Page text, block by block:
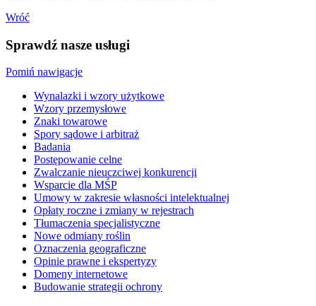
Wróć
Sprawdź nasze usługi
Pomiń nawigacje
Wynalazki i wzory użytkowe
Wzory przemysłowe
Znaki towarowe
Spory sądowe i arbitraż
Badania
Postępowanie celne
Zwalczanie nieuczciwej konkurencji
Wsparcie dla MŚP
Umowy w zakresie własności intelektualnej
Opłaty roczne i zmiany w rejestrach
Tłumaczenia specjalistyczne
Nowe odmiany roślin
Oznaczenia geograficzne
Opinie prawne i ekspertyzy
Domeny internetowe
Budowanie strategii ochrony